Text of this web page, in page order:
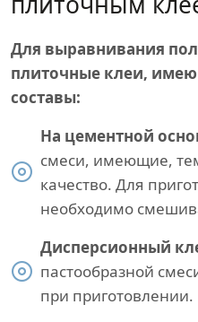
Для выравнивания
плиточные клеи,
составы:
На цементной
смеси, имеющие,
качество. Для
необходимо
Дисперсионный
пастообразной
при приготовлении.